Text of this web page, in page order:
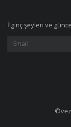
İlginç şeyleri ve